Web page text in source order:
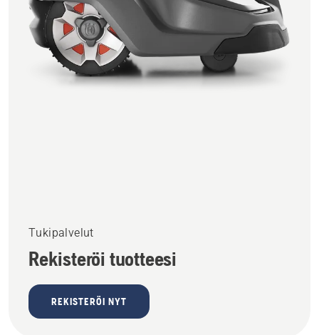
Tukipalvelut
Rekisteröi tuotteesi
REKISTERÖI NYT